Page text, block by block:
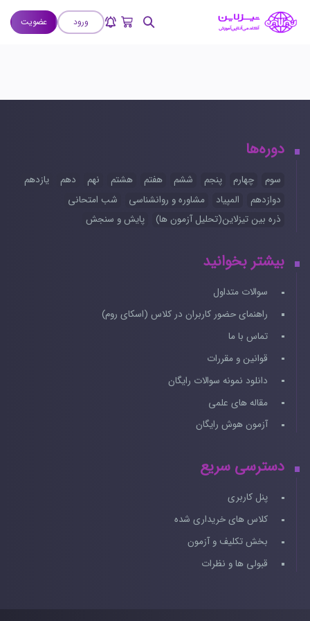
ورود عضویت
دوره‌ها
سوم چهارم پنجم ششم هفتم هشتم نهم دهم
یازدهم
دوازدهم
المپیاد مشاوره و روانشناسی
شب امتحانی
ذره بین تیزلاین(تحلیل آزمون ها)
پایش و سنجش
بیشتر بخوانید
سوالات متداول
راهنمای حضور کاربران در کلاس (اسکای روم)
تماس با ما
قوانین و مقررات
دانلود نمونه سوالات رایگان
مقاله های علمی
آزمون هوش رایگان
دسترسی سریع
پنل کاربری
کلاس های خریداری شده
بخش تکلیف و آزمون
قبولی ها و نظرات